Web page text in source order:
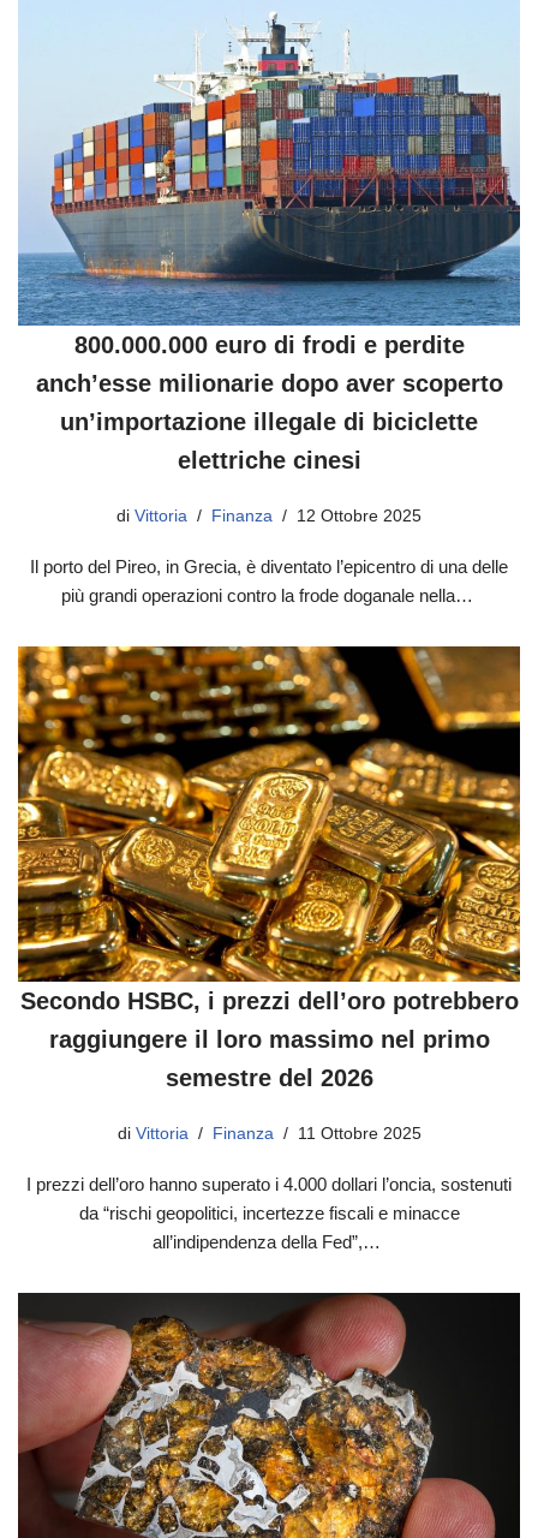
800.000.000 euro di frodi e perdite
anch’esse milionarie dopo aver scoperto
un’importazione illegale di biciclette
elettriche cinesi
di Vittoria Finanza 12 Ottobre 2025
Il porto del Pireo, in Grecia, è diventato l’epicentro di una delle
più grandi operazioni contro la frode doganale nella…
Secondo HSBC, i prezzi dell’oro potrebbero
raggiungere il loro massimo nel primo
semestre del 2026
di Vittoria Finanza 11 Ottobre 2025
I prezzi dell’oro hanno superato i 4.000 dollari l’oncia, sostenuti
da “rischi geopolitici, incertezze fiscali e minacce
all’indipendenza della Fed”,…